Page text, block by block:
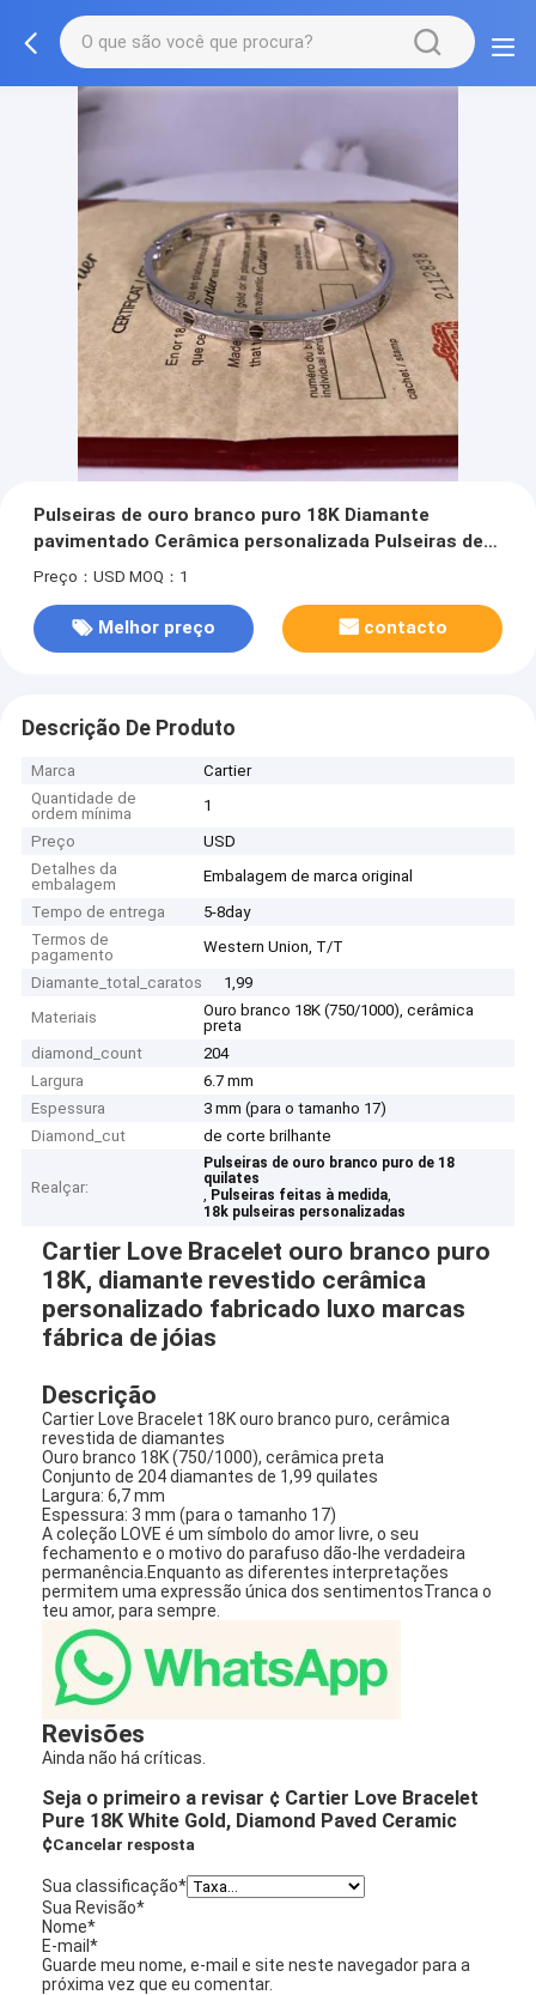
Pulseiras de ouro branco puro 18K Diamante
pavimentado Cerâmica personalizada Pulseiras de
luxo
Preço：USD MOQ：1
Melhor preço contacto
Descrição De Produto
Marca
Cartier
Quantidade de
ordem mínima
1
Preço
USD
Detalhes da
embalagem
Embalagem de marca original
Tempo de entrega
5-8day
Termos de
pagamento
Western Union, T/T
Diamante_total_caratos
1,99
Materiais
Ouro branco 18K (750/1000), cerâmica
preta
diamond_count
204
Largura
6.7 mm
Espessura
3 mm (para o tamanho 17)
Diamond_cut
de corte brilhante
Realçar:
Pulseiras de ouro branco puro de 18
quilates
, Pulseiras feitas à medida,
18k pulseiras personalizadas
Cartier Love Bracelet ouro branco puro
18K, diamante revestido cerâmica
personalizado fabricado luxo marcas
fábrica de jóias
Descrição
Cartier Love Bracelet 18K ouro branco puro, cerâmica
revestida de diamantes
Ouro branco 18K (750/1000), cerâmica preta
Conjunto de 204 diamantes de 1,99 quilates
Largura: 6,7 mm
Espessura: 3 mm (para o tamanho 17)
A coleção LOVE é um símbolo do amor livre, o seu
fechamento e o motivo do parafuso dão-lhe verdadeira
permanência.Enquanto as diferentes interpretações
permitem uma expressão única dos sentimentosTranca o
teu amor, para sempre.
Revisões
Ainda não há críticas.
Seja o primeiro a revisar ¢ Cartier Love Bracelet
Pure 18K White Gold, Diamond Paved Ceramic
¢Cancelar resposta
Sua classificação*
Sua Revisão*
Nome*
E-mail*
Guarde meu nome, e-mail e site neste navegador para a
próxima vez que eu comentar.